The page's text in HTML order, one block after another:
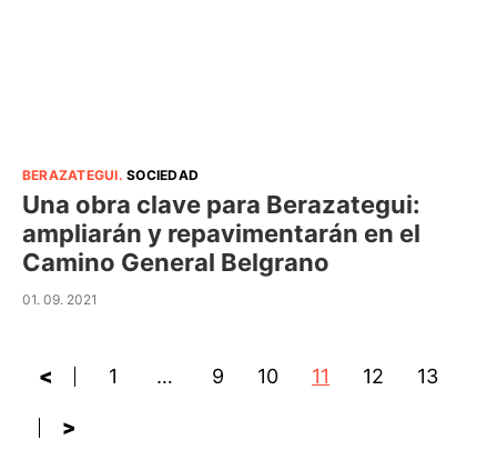
BERAZATEGUI.SOCIEDAD
Una obra clave para Berazategui:
ampliarán y repavimentarán en el
Camino General Belgrano
01. 09. 2021
< 1 … 9 10 11 12 13
>